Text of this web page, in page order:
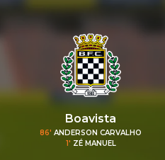
+ Recentes
Agenda
Vídeos
Notícias
Playlists
MatchStories
Boavista
86' ANDERSON CARVALHO
1' ZÉ MANUEL